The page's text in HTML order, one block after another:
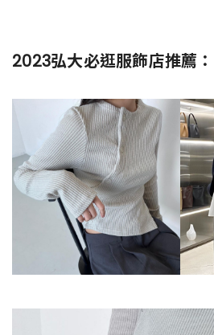
2023弘大必逛服飾店推薦